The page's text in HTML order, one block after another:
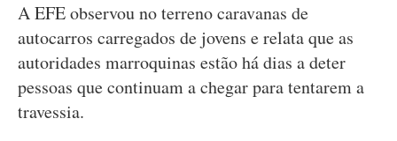
A EFE observou no terreno caravanas de
autocarros carregados de jovens e relata que as
autoridades marroquinas estão há dias a deter
pessoas que continuam a chegar para tentarem a
travessia.